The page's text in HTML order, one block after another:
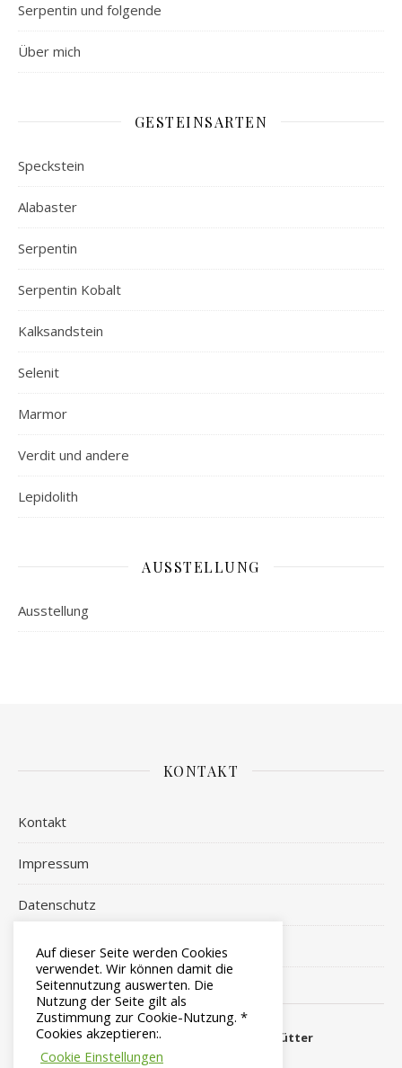
Serpentin und folgende
Über mich
GESTEINSARTEN
Speckstein
Alabaster
Serpentin
Serpentin Kobalt
Kalksandstein
Selenit
Marmor
Verdit und andere
Lepidolith
AUSSTELLUNG
Ausstellung
KONTAKT
Kontakt
Impressum
Datenschutz
Login
Copyright © 2014 - 2026 by
Edith Hütter
Ashe Theme von
Auf dieser Seite werden Cookies
verwendet. Wir können damit die
Seitennutzung auswerten. Die
Nutzung der Seite gilt als
Zustimmung zur Cookie-Nutzung. *
Cookies akzeptieren:.
Cookie Einstellungen